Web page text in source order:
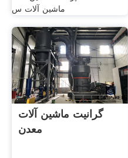
ماشین آلات س
گرانیت ماشین آلات
معدن